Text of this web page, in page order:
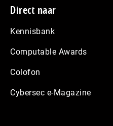
Footer
Direct naar
Kennisbank
Computable Awards
Colofon
Cybersec e-Magazine